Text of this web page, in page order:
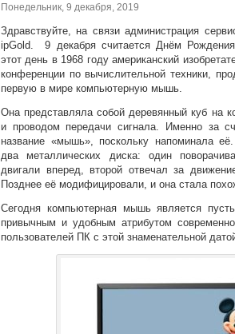
Понедельник, 9 декабря, 2019
Здравствуйте, на связи администрация
ipGold. 9 декабря считается Днём
этот день в 1968 году американский
конференции по вычислительной техники,
первую в мире компьютерную мышь.
Она представляла собой деревянный куб на
и проводом передачи сигнала. Именно за
название «мышь», поскольку напоминала
два металлических диска: один
двигали вперед, второй отвечал за
Позднее её модифицировали, и она стала
Сегодня компьютерная мышь является
привычным и удобным атрибутом
пользователей ПК с этой знаменательной